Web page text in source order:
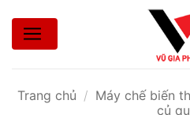
nội
Trang chủ / Máy chế biến
củ